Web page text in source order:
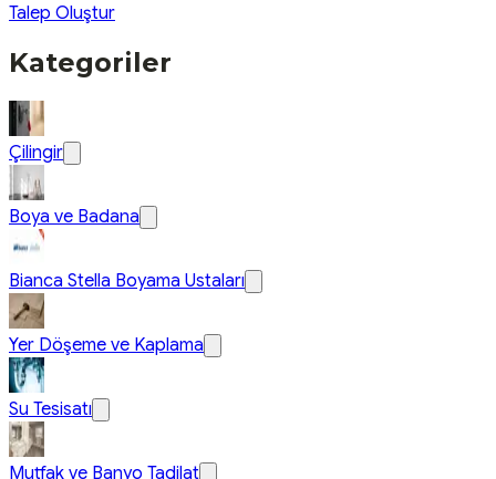
Talep Oluştur
Kategoriler
Çilingir
Boya ve Badana
Bianca Stella Boyama Ustaları
Yer Döşeme ve Kaplama
Su Tesisatı
Mutfak ve Banyo Tadilat